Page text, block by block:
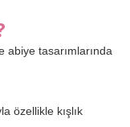
abiye tasarımlarında
özellikle kışlık